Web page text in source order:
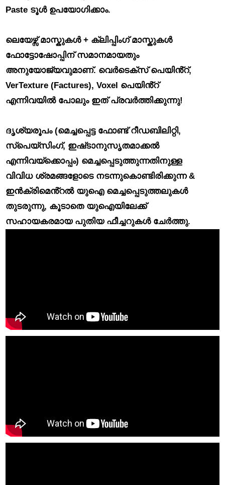
Paste ടൂൾ ഉപയോഗിക്കാം.
ലെയേഴ്സ് മാസ്കുകൾ + ക്ലിപ്പിംഗ് മാസ്കുകൾ
ഫോട്ടോഷോപ്പിന് സമാനമായതും
അനുയോജ്യവുമാണ്. വെർടെക്‌സ് പെയിൻ്റ്,
VerTexture (Factures), Voxel പെയിൻ്റ്
എന്നിവയിൽ പോലും ഇത് പ്രവർത്തിക്കുന്നു!
ദൃശ്യരൂപം (മെച്ചപ്പെട്ട ഫോണ്ട് റീഡബിലിറ്റി,
സ്‌പെയ്‌സിംഗ്, ഇഷ്‌ടാനുസൃതമാക്കൽ
എന്നിവയ്‌ക്കൊപ്പം) മെച്ചപ്പെടുത്തുന്നതിനുള്ള
വിവിധ ശ്രമങ്ങളോടെ നടന്നുകൊണ്ടിരിക്കുന്ന &
ഇൻക്രിമെൻ്റൽ യുഐ മെച്ചപ്പെടുത്തലുകൾ
തുടരുന്നു, കൂടാതെ യുഐയിലേക്ക്
സഹായകരമായ പുതിയ ഫീച്ചറുകൾ ചേർത്തു.